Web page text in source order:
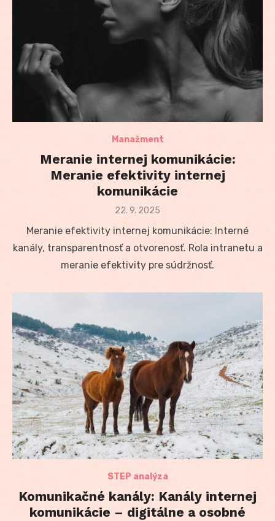
Manažment
Meranie internej komunikácie:
Meranie efektivity internej
komunikácie
Posted
22. 9. 2025
Meranie efektivity internej komunikácie: Interné
kanály, transparentnosť a otvorenosť. Rola intranetu a
meranie efektivity pre súdržnosť.
STEP analýza
Komunikačné kanály: Kanály internej
komunikácie – digitálne a osobné